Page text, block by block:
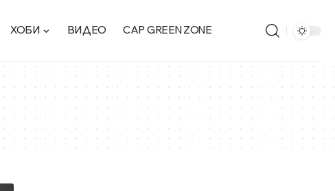
ХОБИ ВИДЕО CAP GREEN ZONE